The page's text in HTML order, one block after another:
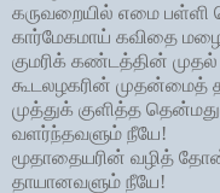
கருவறையில் எமை
கார்மேகமாய் கவிதை
குமரிக் கண்டத்தின்
கூடலழகரின் முதன்மைத்
முத்துக் குளித்த
வளர்ந்தவளும் நீயே!
மூதாதையரின் வழித்
தாயானவளும் நீயே!